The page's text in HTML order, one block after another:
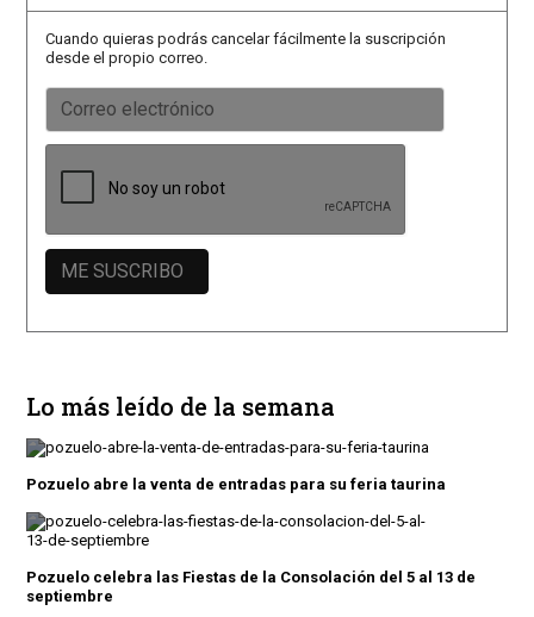
Cuando quieras podrás cancelar fácilmente la suscripción
desde el propio correo.
Lo más leído de la semana
Pozuelo abre la venta de entradas para su feria taurina
Pozuelo celebra las Fiestas de la Consolación del 5 al 13 de
septiembre